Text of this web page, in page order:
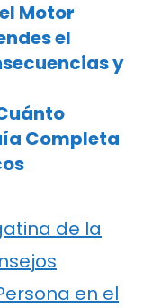
Motor
el
y
Completa
de la
en el